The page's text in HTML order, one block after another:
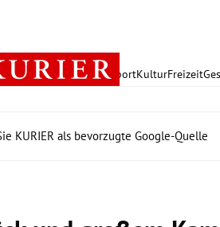
PolitikWirtschaft SportKulturFreizeit
KURIER als bevorzugte Google-Quelle